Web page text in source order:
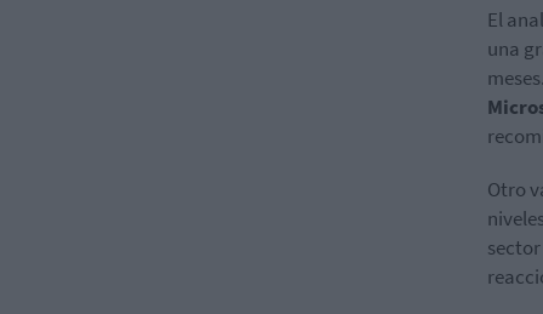
El
una
Otro